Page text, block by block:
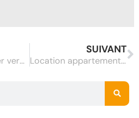
Comment enlever vergetures ?
SUIVANT
Location appartement Bordeaux : bien s’installer dans la ville